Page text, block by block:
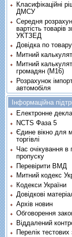
Класифікаційні
ДМСУ
Середня
вартість товарів
УКТЗЕД
Довідка по
Митний
Митний
громадян (М16)
Розрахунок
автомобіля
Інформаційна
Електронне
NCTS Фаза 5
Єдине вікно для
торгівлі
Час очікування в
пропуску
Перевірити ВМД
Митний кодекс
Кодекси України
Довідкові
Архів новин
Обговорення
Віддалений
Перелік